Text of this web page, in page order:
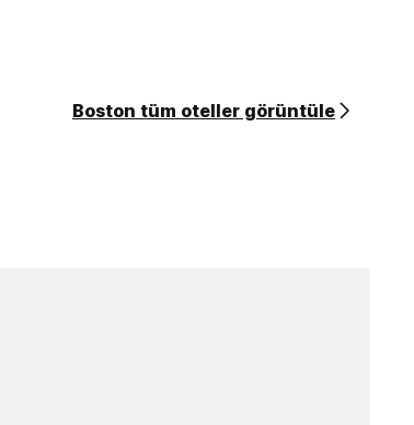
Boston tüm oteller görüntüle